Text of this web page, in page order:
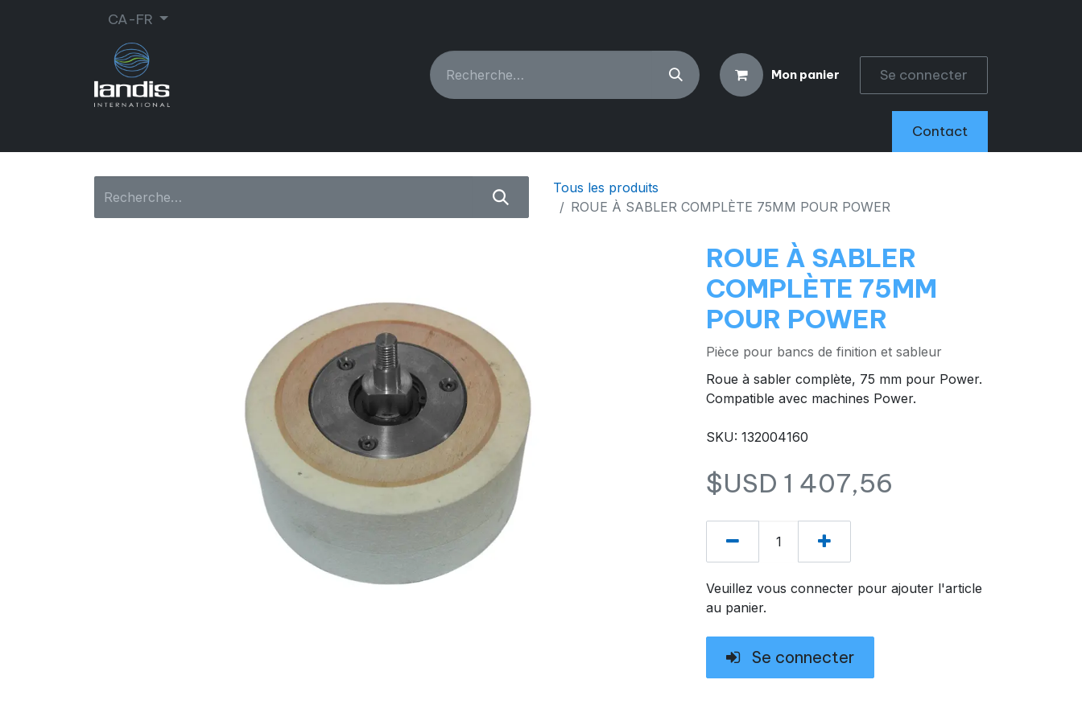
CA-FR
Mon panier Se connecter
Contact
Tous les produits
ROUE À SABLER COMPLÈTE 75MM POUR POWER
ROUE À SABLER
COMPLÈTE 75MM
POUR POWER
Pièce pour bancs de finition et sableur
Roue à sabler complète, 75 mm pour Power.
Compatible avec machines Power.
SKU: 132004160
$USD 1 407,56
Veuillez vous connecter pour ajouter l'article
au panier.
Se connecter